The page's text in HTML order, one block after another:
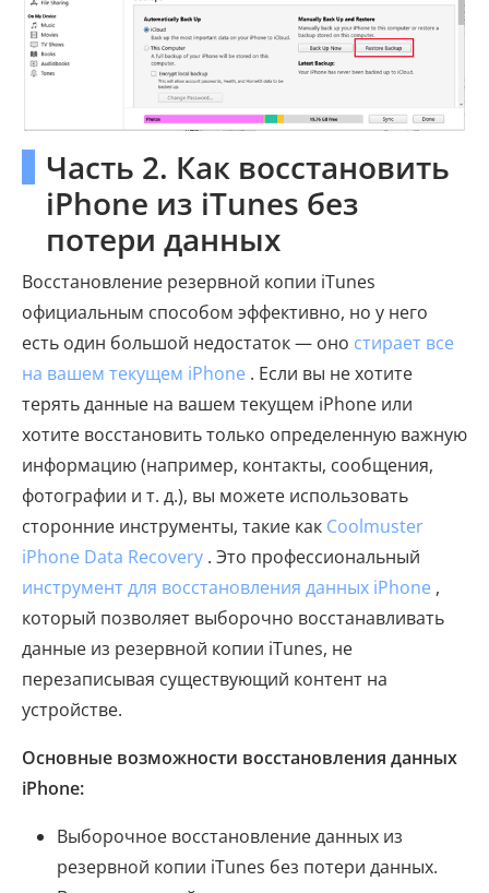
Часть 2. Как восстановить
iPhone из iTunes без
потери данных
Восстановление резервной копии iTunes
официальным способом эффективно, но у него
есть один большой недостаток — оно стирает все
на вашем текущем iPhone . Если вы не хотите
терять данные на вашем текущем iPhone или
хотите восстановить только определенную важную
информацию (например, контакты, сообщения,
фотографии и т. д.), вы можете использовать
сторонние инструменты, такие как Coolmuster
iPhone Data Recovery . Это профессиональный
инструмент для восстановления данных iPhone ,
который позволяет выборочно восстанавливать
данные из резервной копии iTunes, не
перезаписывая существующий контент на
устройстве.
Основные возможности восстановления данных
iPhone:
Выборочное восстановление данных из
резервной копии iTunes без потери данных.